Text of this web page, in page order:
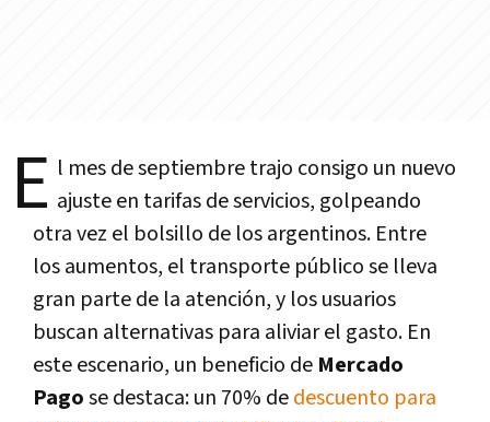
E l mes de septiembre trajo consigo un nuevo
ajuste en tarifas de servicios, golpeando
otra vez el bolsillo de los argentinos. Entre
los aumentos, el transporte público se lleva
gran parte de la atención, y los usuarios
buscan alternativas para aliviar el gasto. En
este escenario, un beneficio de Mercado
Pagose destaca: un 70% dedescuento para